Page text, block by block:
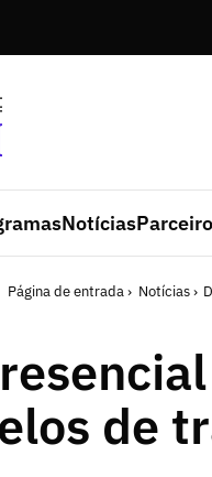
Notícias
Página de entrada Notícias
de